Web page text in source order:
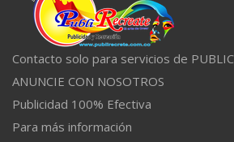
Contacto solo para servicios de
ANUNCIE CON NOSOTROS
Publicidad 100% Efectiva
Para más información